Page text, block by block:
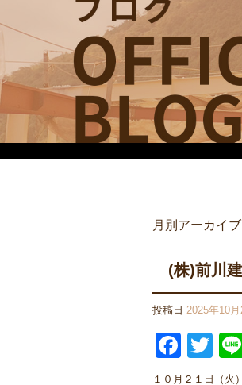
月別アーカイ
(株)前川
投稿日 2025年10月
１０月２１日（火）